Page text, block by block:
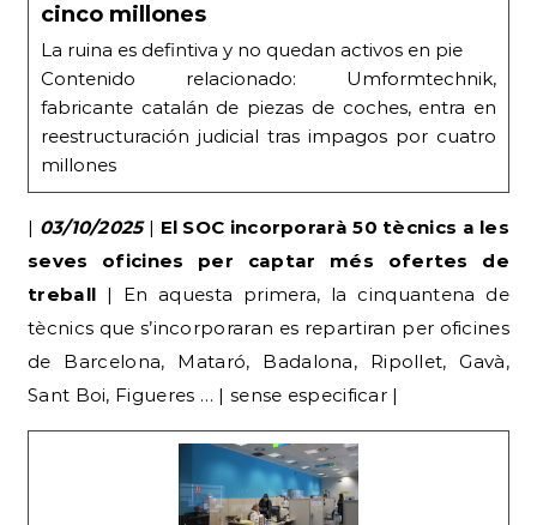
cinco millones
La ruina es defintiva y no quedan activos en pie
Contenido relacionado: Umformtechnik,
fabricante catalán de piezas de coches, entra en
reestructuración judicial tras impagos por cuatro
millones
| 03/10/2025| El SOC incorporarà 50 tècnics a les
seves oficines per captar més ofertes de
treball | En aquesta primera, la cinquantena de
tècnics que s’incorporaran es repartiran per oficines
de Barcelona, Mataró, Badalona, Ripollet, Gavà,
Sant Boi, Figueres … | sense especificar |